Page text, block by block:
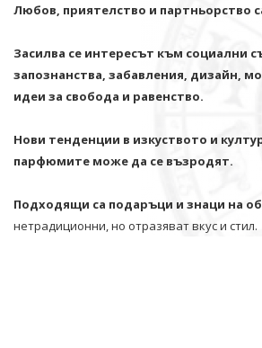
Любов, приятелство и партньорство
Засилва се интересът към социални
запознанства, забавления, дизайн,
идеи за свобода и равенство.
Нови тенденции в изкуството и
парфюмите може да се възродят.
Подходящи са подаръци и знаци на
нетрадиционни, но отразяват вкус и стил.